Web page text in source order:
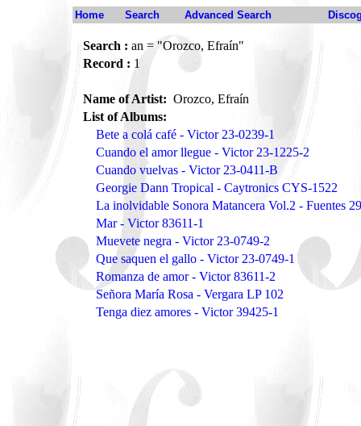
Home Search Advanced Search
Search : an = "Orozco, Efraín"
Record : 1
Name of Artist: Orozco, Efraín
List of Albums:
Bete a colá café - Victor 23-0239-1
Cuando el amor llegue - Victor 23-1225-2
Cuando vuelvas - Victor 23-0411-B
Georgie Dann Tropical - Caytronics CYS-1522
La inolvidable Sonora Matancera Vol.2 - Fuentes
Mar - Victor 83611-1
Muevete negra - Victor 23-0749-2
Que saquen el gallo - Victor 23-0749-1
Romanza de amor - Victor 83611-2
Señora María Rosa - Vergara LP 102
Tenga diez amores - Victor 39425-1